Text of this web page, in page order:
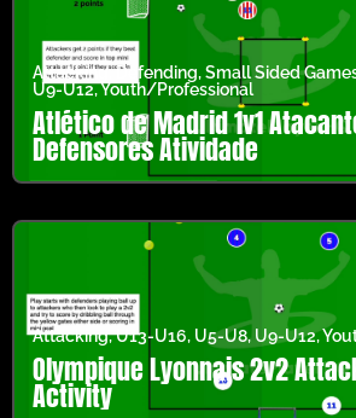
Attacking,Defending,Small Sided
U9-U12,Youth/Professional
Atlético de Madrid 1v1
Defensores Atividade
Attacking,U13-U16, U5-U8,U9-U12,
Olympique Lyonnais 2v2
Activity